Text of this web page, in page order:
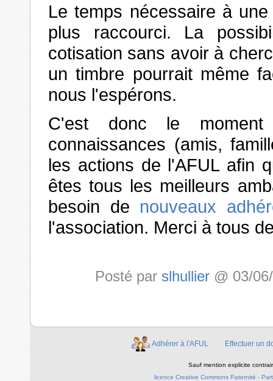
Le temps nécessaire à
plus raccourci. La
cotisation sans avoir à
un timbre pourrait même
nous l'espérons.
C'est donc le
connaissances (amis,
les actions de l'AFUL afin
êtes tous les meilleurs
besoin de nouveaux
l'association. Merci à tous
Posté par slhullier @ 03/
Adhérer à l'AFUL Effectuer un
Sauf mention explicite
licence Creative Commons Paternité -